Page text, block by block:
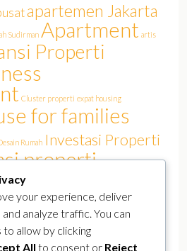
apartemen Jakarta
Sudirman Apartment artis
Properti
Cluster properti expat housing
for families
Rumah Investasi Properti
properti
Jakarta Barat
strategisLuxury
perumahan Jakarta Selatan
Selatan Properti Mewah Jakarta
your experience, deliver
analyze traffic. You can
allow by clicking
All to consent or Reject